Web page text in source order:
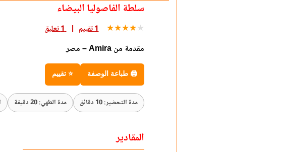
سلطة الفاصوليا البيضاء
★★★★★ 1 تقييم 1 تعليق
مقدمة من Amira – مصر
🖨 طباعة الوصفة ⭐ تقييم
مدة التحضير: 10 دقائق مدة الطهي: 20 دقيقة
المقادير